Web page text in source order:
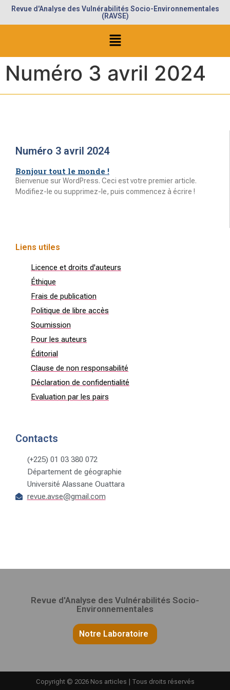
Revue d'Analyse des Vulnérabilités Socio-Environnementales
(RAVSE)
Numéro 3 avril 2024
Numéro 3 avril 2024
Bonjour tout le monde !
Bienvenue sur WordPress. Ceci est votre premier article.
Modifiez-le ou supprimez-le, puis commencez à écrire !
Liens utiles
Licence et droits d'auteurs
Éthique
Frais de publication
Politique de libre accès
Soumission
Pour les auteurs
Éditorial
Clause de non responsabilité
Déclaration de confidentialité
Evaluation par les pairs
Contacts
(+225) 01 03 380 072
Département de géographie
Université Alassane Ouattara
revue.avse@gmail.com
Revue d'Analyse des Vulnérabilités Socio-
Environnementales
Notre Laboratoire
Copyright © 2026 Nos articles | Tous droits réservés